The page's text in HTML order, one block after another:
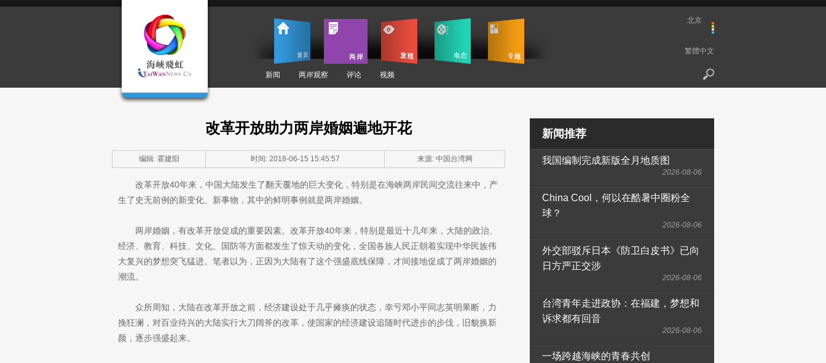
新闻 两岸观察 评论 视频
北京
繁體中文
改革开放助力两岸婚姻遍地开花
编辑: 霍建阳 时间: 2018-06-15 15:45:57 来源: 中国台湾网
改革开放40年来，中国大陆发生了翻天覆地的巨大变化，特别是在海峡两岸民间交流往来中，产
生了史无前例的新变化、新事物，其中的鲜明事例就是两岸婚姻。
两岸婚姻，有改革开放促成的重要因素。改革开放40年来，特别是最近十几年来，大陆的政治、
经济、教育、科技、文化、国防等方面都发生了惊天动的变化，全国各族人民正朝着实现中华民族伟
大复兴的梦想突飞猛进。笔者以为，正因为大陆有了这个强盛底线保障，才间接地促成了两岸婚姻的
潮流。
众所周知，大陆在改革开放之前，经济建设处于几乎瘫痪的状态，幸亏邓小平同志英明果断，力
挽狂澜，对百业待兴的大陆实行大刀阔斧的改革，使国家的经济建设追随时代进步的步伐，旧貌换新
颜，逐步强盛起来。
新闻推荐
我国编制完成新版全月地质图
2026-08-06
China Cool，何以在酷暑中圈粉全
球？
2026-08-06
外交部驳斥日本《防卫白皮书》已向
日方严正交涉
2026-08-06
台湾青年走进政协：在福建，梦想和
诉求都有回音
2026-08-06
一场跨越海峡的青春共创